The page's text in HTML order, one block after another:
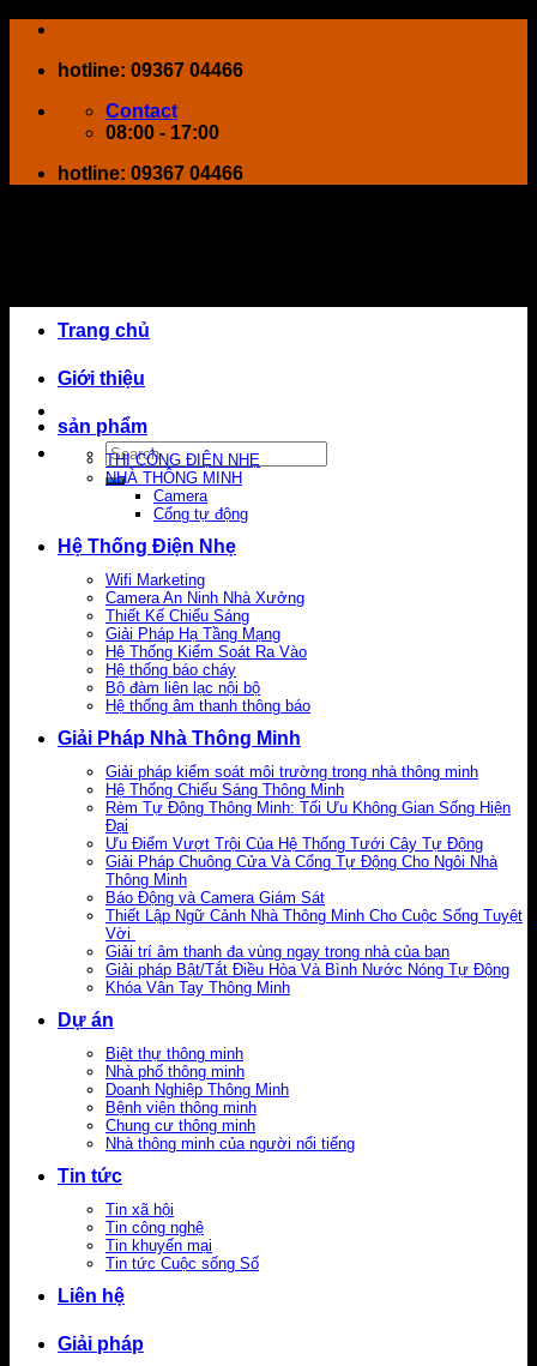
Skip
contenthotline: 09367 04466
Contact
08:00 - 17:00
hotline: 09367 04466
Search
for:
Trang chủ
Giới thiệu
sản phẩm
THI CÔNG ĐIỆN NHẸ
NHÀ THÔNG MINH
Camera
Cổng tự động
Hệ Thống Điện Nhẹ
Wifi Marketing
Camera An Ninh Nhà Xưởng
Thiết Kế Chiếu Sáng
Giải Pháp Hạ Tầng Mạng
Hệ Thống Kiểm Soát Ra Vào
Hệ thống báo cháy
Bộ đàm liên lạc nội bộ
Hệ thống âm thanh thông báo
Giải Pháp Nhà Thông Minh
Giải pháp kiểm soát môi trường trong nhà thông minh
Hệ Thống Chiếu Sáng Thông Minh
Rèm Tự Động Thông Minh: Tối Ưu Không Gian Sống Hiện
Đại
Ưu Điểm Vượt Trội Của Hệ Thống Tưới Cây Tự Động
Giải Pháp Chuông Cửa Và Cổng Tự Động Cho Ngôi Nhà
Thông Minh
Báo Động và Camera Giám Sát
Thiết Lập Ngữ Cảnh Nhà Thông Minh Cho Cuộc Sống Tuyệt
Vời
Giải trí âm thanh đa vùng ngay trong nhà của bạn
Giải pháp Bật/Tắt Điều Hòa Và Bình Nước Nóng Tự Động
Khóa Vân Tay Thông Minh
Dự án
Biệt thự thông minh
Nhà phố thông minh
Doanh Nghiệp Thông Minh
Bệnh viện thông minh
Chung cư thông minh
Nhà thông minh của người nổi tiếng
Tin tức
Tin xã hội
Tin công nghệ
Tin khuyến mại
Tin tức Cuộc sống Số
Liên hệ
Giải pháp